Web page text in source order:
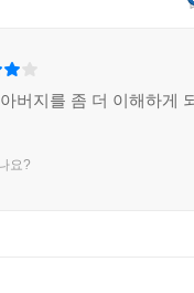
버지를 좀 더 이해하게
요?